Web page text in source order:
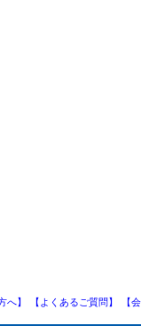
へ】 【よくあるご質問】 【